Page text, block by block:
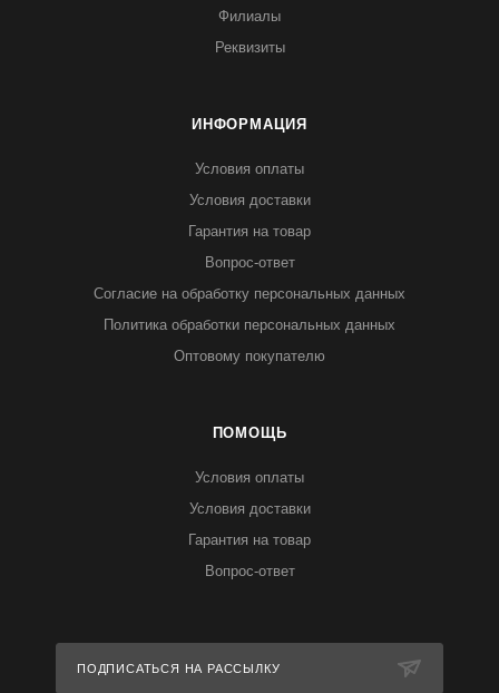
Филиалы
Реквизиты
ИНФОРМАЦИЯ
Условия оплаты
Условия доставки
Гарантия на товар
Вопрос-ответ
Согласие на обработку персональных данных
Политика обработки персональных данных
Оптовому покупателю
ПОМОЩЬ
Условия оплаты
Условия доставки
Гарантия на товар
Вопрос-ответ
ПОДПИСАТЬСЯ НА РАССЫЛКУ